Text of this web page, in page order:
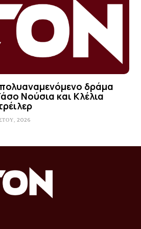
δράμα
Νούσια και Κλέλια
2026